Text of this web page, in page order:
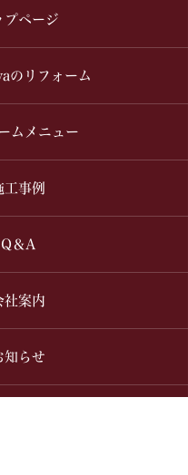
プページ
のリフォーム
ムメニュー
工事例
Q＆A
社案内
知らせ